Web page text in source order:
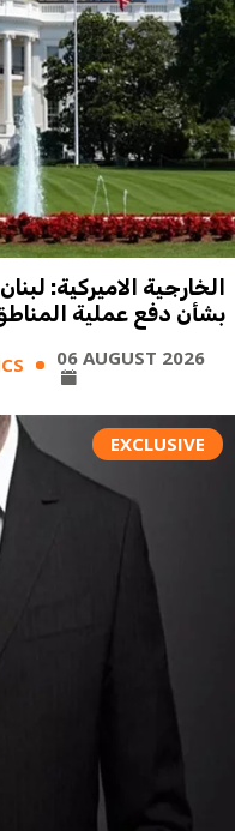
الخارجية الاميركية:
بشأن دفع عملية
06 AUGUST 2026
EXCLUSIVE